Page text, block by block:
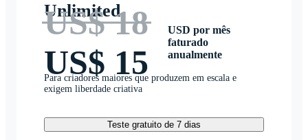
Unlimited
US$ 18
US$ 15
USD por mês
faturado
anualmente
Para criadores maiores que produzem em escala e
exigem liberdade criativa
Teste gratuito de 7 dias